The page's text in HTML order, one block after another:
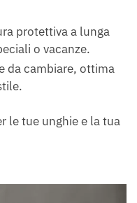
protettiva a lunga
o vacanze.
da cambiare, ottima
le tue unghie e la tua